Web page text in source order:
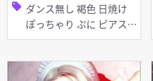
sell ダンス無し 褐色 日焼け
ぽっちゃり ぷに ピアス・
装飾品 メガネ くぱぁ 性